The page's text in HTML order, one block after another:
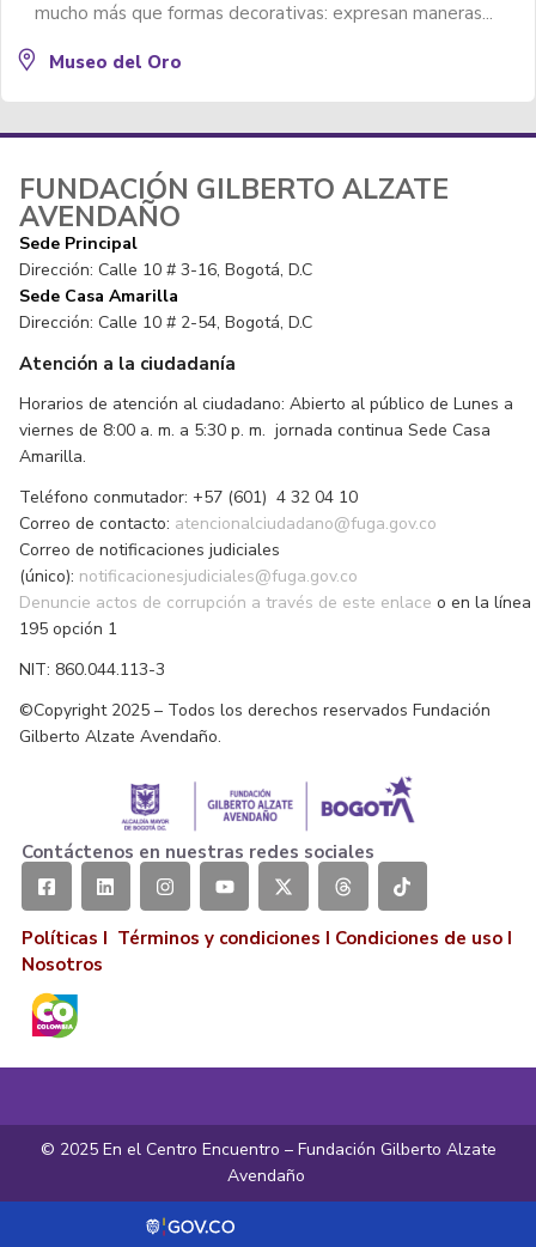
mucho más que formas decorativas: expresan maneras...
Museo del Oro
FUNDACIÓN GILBERTO ALZATE
AVENDAÑO
Sede Principal
Dirección: Calle 10 # 3-16, Bogotá, D.C
Sede Casa Amarilla
Dirección: Calle 10 # 2-54, Bogotá, D.C
Atención a la ciudadanía
Horarios de atención al ciudadano: Abierto al público de Lunes a
viernes de 8:00 a. m. a 5:30 p. m. jornada continua Sede Casa
Amarilla.
Teléfono conmutador: +57 (601) 4 32 04 10
Correo de contacto: atencionalciudadano@fuga.gov.co
Correo de notificaciones judiciales
(único): notificacionesjudiciales@fuga.gov.co
Denuncie actos de corrupción a través de este enlace o en la línea
195 opción 1
NIT: 860.044.113-3
©Copyright 2025 – Todos los derechos reservados Fundación
Gilberto Alzate Avendaño.
Contáctenos en nuestras redes sociales
Políticas I Términos y condiciones I Condiciones de uso I
Nosotros
© 2025 En el Centro Encuentro – Fundación Gilberto Alzate
Avendaño